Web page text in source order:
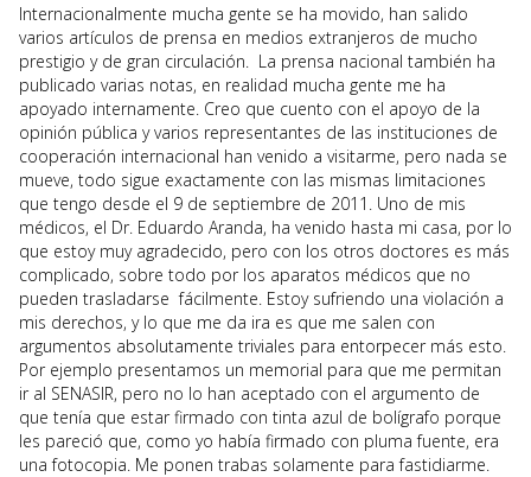
Internacionalmente mucha gente se ha movido, han salido
varios artículos de prensa en medios extranjeros de mucho
prestigio y de gran circulación. La prensa nacional también ha
publicado varias notas, en realidad mucha gente me ha
apoyado internamente. Creo que cuento con el apoyo de la
opinión pública y varios representantes de las instituciones de
cooperación internacional han venido a visitarme, pero nada se
mueve, todo sigue exactamente con las mismas limitaciones
que tengo desde el 9 de septiembre de 2011. Uno de mis
médicos, el Dr. Eduardo Aranda, ha venido hasta mi casa, por lo
que estoy muy agradecido, pero con los otros doctores es más
complicado, sobre todo por los aparatos médicos que no
pueden trasladarse fácilmente. Estoy sufriendo una violación a
mis derechos, y lo que me da ira es que me salen con
argumentos absolutamente triviales para entorpecer más esto.
Por ejemplo presentamos un memorial para que me permitan
ir al SENASIR, pero no lo han aceptado con el argumento de
que tenía que estar firmado con tinta azul de bolígrafo porque
les pareció que, como yo había firmado con pluma fuente, era
una fotocopia. Me ponen trabas solamente para fastidiarme.